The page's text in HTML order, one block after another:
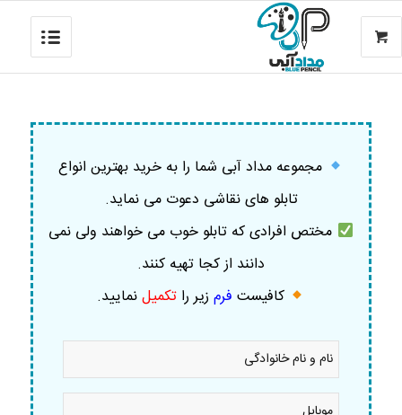
مجموعه مداد آبی شما را به خرید بهترین انواع
تابلو های نقاشی دعوت می نماید.
مختص افرادی که تابلو خوب می خواهند ولی نمی
دانند از کجا تهیه کنند.
کافیست فرم زیر را تکمیلنمایید.
نام
نام
خانوادگی
موبایل